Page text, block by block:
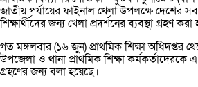
জাতীয় পর্যায়ের ফাইনাল খেলা উপলক্ষে দেশের
শিক্ষার্থীদের জন্য খেলা প্রদর্শনের ব্যবস্থা গ্রহণ করা
গত মঙ্গলবার (১৬ জুন) প্রাথমিক শিক্ষা অধিদপ্তর
উপজেলা ও থানা প্রাথমিক শিক্ষা কর্মকর্তাদেরকে
গ্রহণের জন্য বলা হয়েছে।